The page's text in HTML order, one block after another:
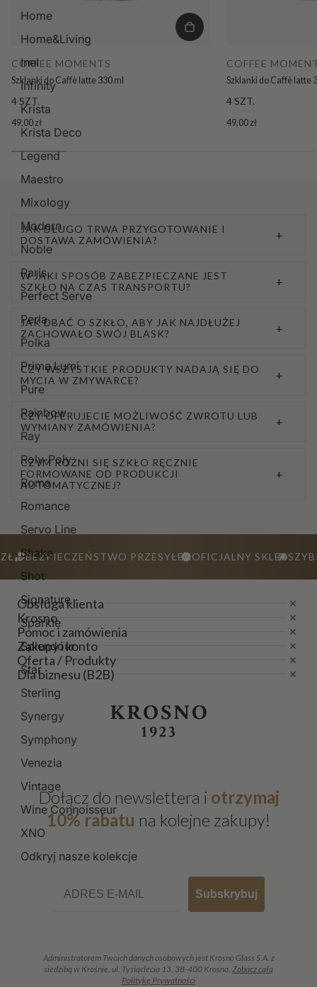
Home
Home&Living
Inel
Infinity
Krista
Krista Deco
Legend
Maestro
Mixology
Modern
Noble
Paris
Perfect Serve
Perla
Polka
Prima Lumi
Pure
Rainbow
Ray
Roly-Poly
Roma
Romance
Servo Line
Shake
Shot
Signature
Sparkle
Splendour
Star
Sterling
Synergy
Symphony
Venezia
Vintage
Wine Connoisseur
XNO
Odkryj nasze kolekcje
COFFEE MOMENTS
Szklanki do Caffè latte 330 ml
4 SZT.
49,00 zł
COFFEE
Szklanki do Caffè latte
4 SZT.
49,00 zł
JAK DŁUGO TRWA PRZYGOTOWANIE I
DOSTAWA ZAMÓWIENIA?
+
W JAKI SPOSÓB ZABEZPIECZANE JEST
SZKŁO NA CZAS TRANSPORTU?
+
JAK DBAĆ O SZKŁO, ABY JAK NAJDŁUŻEJ
ZACHOWAŁO SWÓJ BLASK?
+
CZY WSZYSTKIE PRODUKTY NADAJĄ SIĘ DO
MYCIA W ZMYWARCE?
+
CZY OFERUJECIE MOŻLIWOŚĆ ZWROTU LUB
WYMIANY ZAMÓWIENIA?
+
CZYM RÓŻNI SIĘ SZKŁO RĘCZNIE
FORMOWANE OD PRODUKCJI
AUTOMATYCZNEJ?
+
BEZPIECZEŃSTWO PRZESYŁEKOFICJALNY SKLEP
Obsługa klienta
Krosno
Pomoc i zamówienia
Zakupy i konto
Oferta / Produkty
Dla biznesu (B2B)
Dołącz do newslettera i otrzymaj
10% rabatu na kolejne zakupy!
Subskrybuj
Administratorem Twoich danych osobowych jest Krosno Glass S.A. z
siedzibą w Krośnie, ul. Tysiąclecia 13, 38-400 Krosno. Zobacz całą
Politykę Prywatności